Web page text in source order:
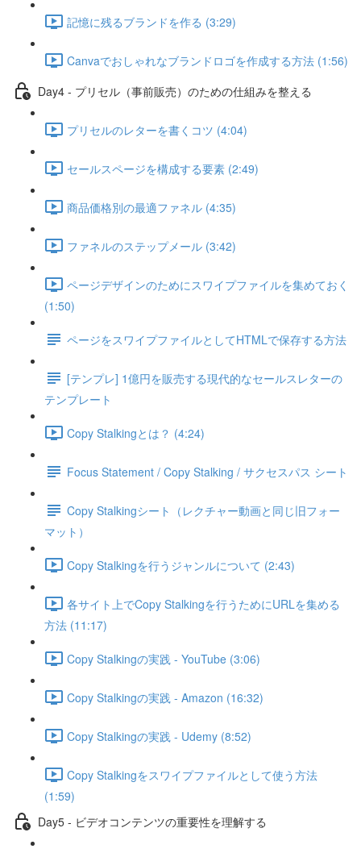
記憶に残るブランドを作る (3:29)
Canvaでおしゃれなブランドロゴを作成する方法 (1:56)
Day4 - プリセル（事前販売）のための仕組みを整える
プリセルのレターを書くコツ (4:04)
セールスページを構成する要素 (2:49)
商品価格別の最適ファネル (4:35)
ファネルのステップメール (3:42)
ページデザインのためにスワイプファイルを集めておく
(1:50)
ページをスワイプファイルとしてHTMLで保存する方法
[テンプレ] 1億円を販売する現代的なセールスレターの
テンプレート
Copy Stalkingとは？ (4:24)
Focus Statement / Copy Stalking / サクセスパス シート
Copy Stalkingシート（レクチャー動画と同じ旧フォー
マット）
Copy Stalkingを行うジャンルについて (2:43)
各サイト上でCopy Stalkingを行うためにURLを集める
方法 (11:17)
Copy Stalkingの実践 - YouTube (3:06)
Copy Stalkingの実践 - Amazon (16:32)
Copy Stalkingの実践 - Udemy (8:52)
Copy Stalkingをスワイプファイルとして使う方法
(1:59)
Day5 - ビデオコンテンツの重要性を理解する